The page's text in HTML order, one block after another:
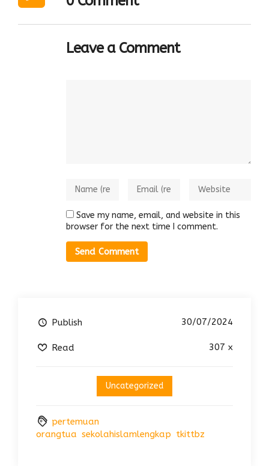
Leave a Comment
Save my name, email, and website in this
browser for the next time I comment.
Publish 30/07/2024
Read 307 x
Uncategorized
pertemuan
orangtua sekolahislamlengkap tkittbz